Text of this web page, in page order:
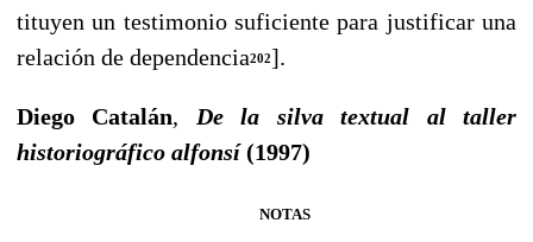
tituyen un testimonio suficiente para justificar una
relación de dependencia202].
Diego Catalán,
De la silva textual al taller
historiográfico alfonsí(1997)
NOTAS